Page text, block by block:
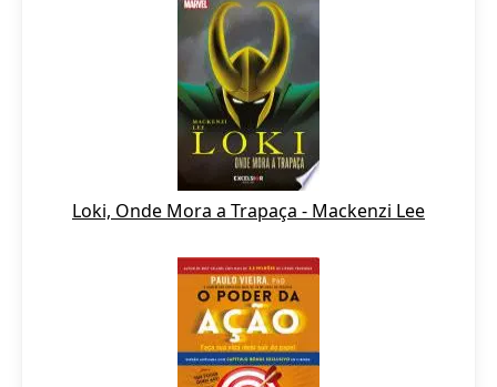
Loki, Onde Mora a Trapaça - Mackenzi Lee